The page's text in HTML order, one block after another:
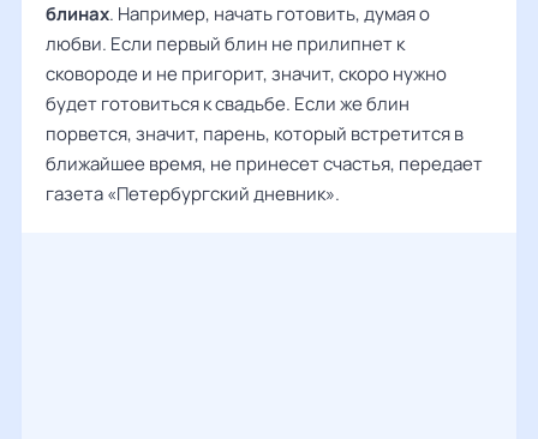
блинах. Например, начать готовить, думая о
любви. Если первый блин не прилипнет к
сковороде и не пригорит, значит, скоро нужно
будет готовиться к свадьбе. Если же блин
порвется, значит, парень, который встретится в
ближайшее время, не принесет счастья, передает
газета «Петербургский дневник».